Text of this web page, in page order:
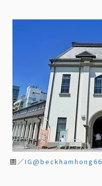
圖／IG@beckhamhong66